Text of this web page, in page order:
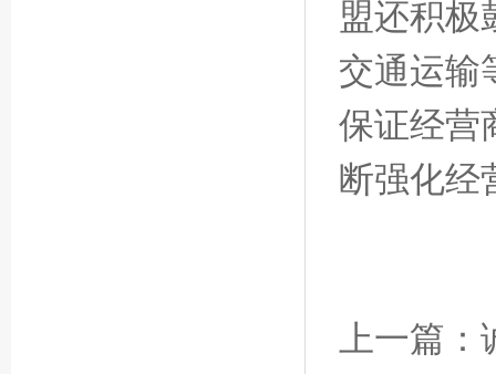
盟还积极
交通运输
保证经营
断强化经
上一篇：